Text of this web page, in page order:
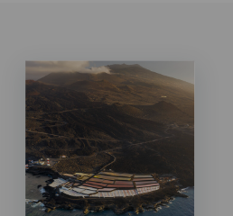
Imagen
Listado
Imagen